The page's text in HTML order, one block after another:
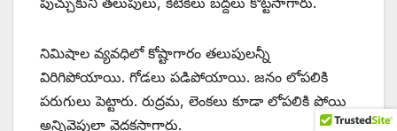
నిమిషాల వ్యవధిలో కోష్టాగారం తలుపులన్నీ
విరిగిపోయాయి. గోడలు పడిపోయాయి. జనం లోపలికి
పరుగులు పెట్టారు. రుద్రమ, లెంకలు కూడా లోపలికి పోయి
అన్నివైపులా వెదకసాగారు.